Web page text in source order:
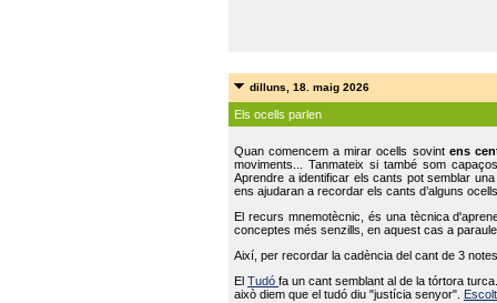
dilluns, 18. maig 2026
Els ocells parlen
Quan comencem a mirar ocells sovint ens
moviments... Tanmateix si també som
Aprendre a identificar els cants pot semblar
ens ajudaran a recordar els cants d’alguns
El recurs mnemotècnic, és una tècnica
conceptes més senzills, en aquest cas a
Així, per recordar la cadència del cant de 3
ElTudófa un cant semblant al de la tórtora
això diem que el tudó diu "justícia senyor".